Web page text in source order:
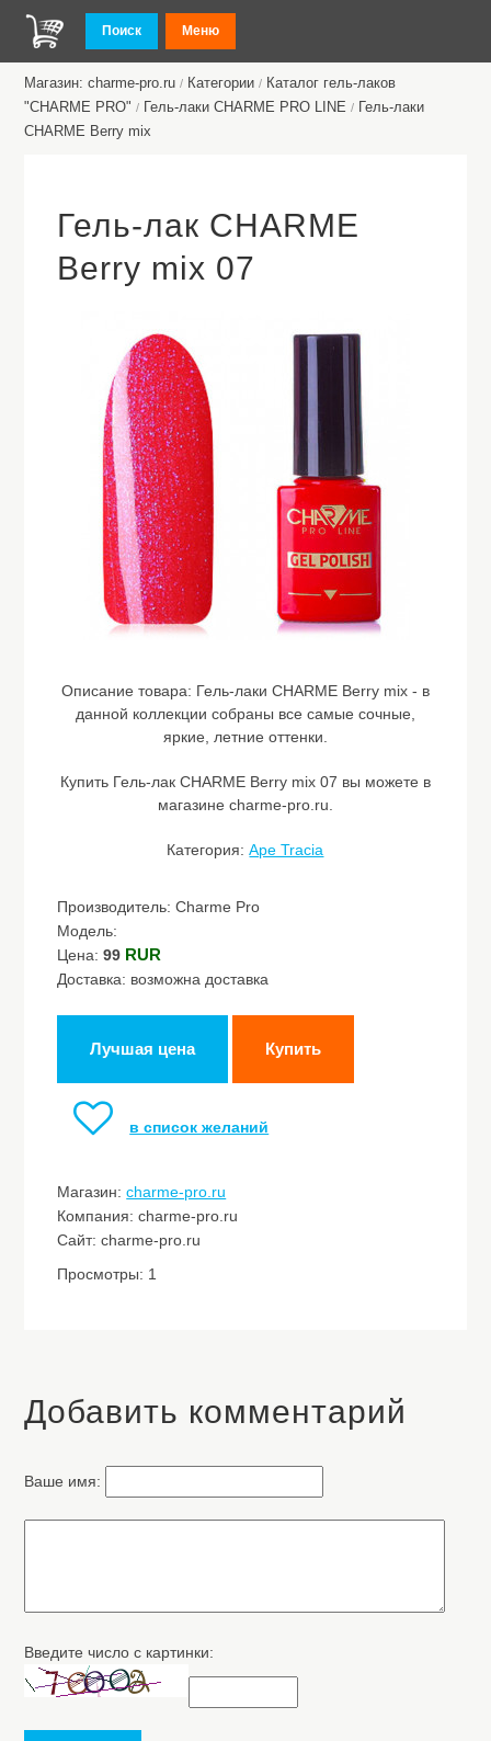
Поиск Меню
Магазин: charme-pro.ru / Категории / Каталог гель-лаков
"CHARME PRO" / Гель-лаки CHARME PRO LINE / Гель-лаки
CHARME Berry mix
Гель-лак CHARME
Berry mix 07
Описание товара: Гель-лаки CHARME Berry mix - в
данной коллекции собраны все самые сочные,
яркие, летние оттенки.
Купить Гель-лак CHARME Berry mix 07 вы можете в
магазине charme-pro.ru.
Категория:Ape Tracia
Производитель: Charme Pro
Модель:
Цена:99 RUR
Доставка: возможна доставка
Лучшая цена Купить
в список желаний
Магазин:charme-pro.ru
Компания: charme-pro.ru
Сайт: charme-pro.ru
Просмотры: 1
Добавить комментарий
Ваше имя:
Введите число с картинки: